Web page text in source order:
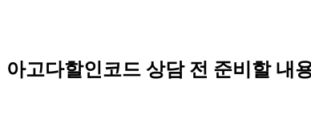
아고다할인코드 상담 전 준비할 내